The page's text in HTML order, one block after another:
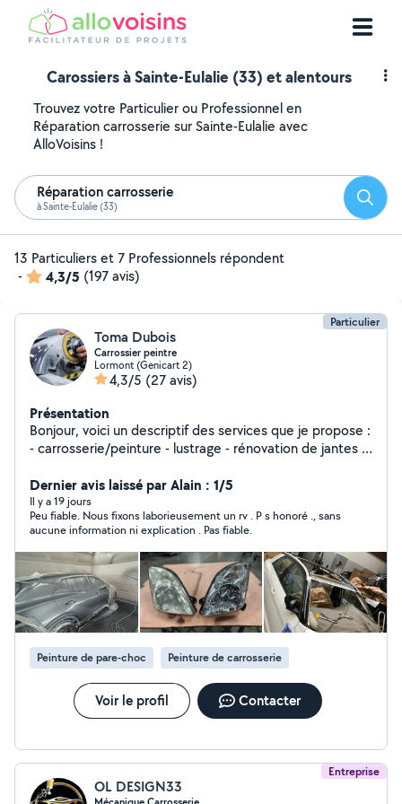
Carossiers à Sainte-Eulalie (33) et alentours
Trouvez votre Particulier ou Professionnel en
Réparation carrosserie sur Sainte-Eulalie avec
AlloVoisins !
Réparation carrosserie
à Sainte-Eulalie (33)
13 Particuliers et 7 Professionnels répondent
-
4,3/5 (197 avis)
Particulier
Toma Dubois
Carrossier peintre
Lormont (Genicart 2)
4,3/5 (27 avis)
Présentation
Bonjour, voici un descriptif des services que je propose :
- carrosserie/peinture - lustrage - rénovation de jantes -
Certains services comme la rénovation de phares ou le
changement de pare brise sont disponibles à domicile,
n'hésitez pas à me contacter pour toutes demandes ou
renseignements !
Dernier avis laissé par Alain : 1/5
Il y a 19 jours
Peu fiable. Nous fixons laborieusement un rv . P s honoré ., sans
aucune information ni explication . Pas fiable.
Peinture de pare-choc Peinture de carrosserie
Voir le profil Contacter
Entreprise
OL DESIGN33